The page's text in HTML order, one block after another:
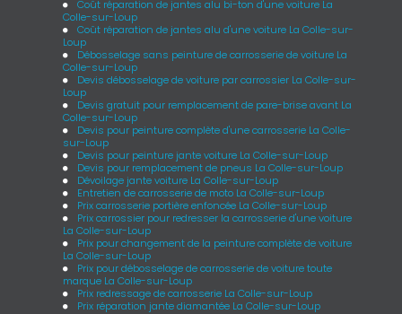
Coût réparation de jantes alu bi-ton d'une voiture La
Colle-sur-Loup
Coût réparation de jantes alu d'une voiture La Colle-sur-
Loup
Débosselage sans peinture de carrosserie de voiture La
Colle-sur-Loup
Devis débosselage de voiture par carrossier La Colle-sur-
Loup
Devis gratuit pour remplacement de pare-brise avant La
Colle-sur-Loup
Devis pour peinture complète d'une carrosserie La Colle-
sur-Loup
Devis pour peinture jante voiture La Colle-sur-Loup
Devis pour remplacement de pneus La Colle-sur-Loup
Dévoilage jante voiture La Colle-sur-Loup
Entretien de carrosserie de moto La Colle-sur-Loup
Prix carrosserie portière enfoncée La Colle-sur-Loup
Prix carrossier pour redresser la carrosserie d'une voiture
La Colle-sur-Loup
Prix pour changement de la peinture complète de voiture
La Colle-sur-Loup
Prix pour débosselage de carrosserie de voiture toute
marque La Colle-sur-Loup
Prix redressage de carrosserie La Colle-sur-Loup
Prix réparation jante diamantée La Colle-sur-Loup